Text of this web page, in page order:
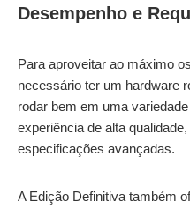
Desempenho e
Para aproveitar ao máximo
necessário ter um hardware
rodar bem em uma
experiência de alta
especificações avançadas.
A Edição Definitiva também